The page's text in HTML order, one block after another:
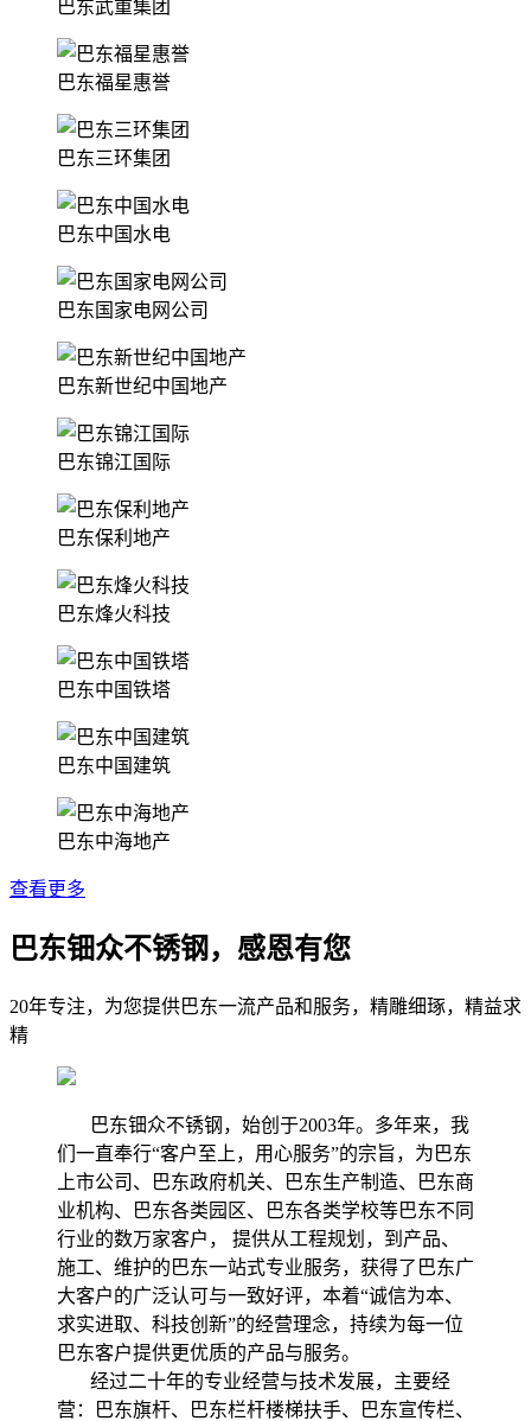
巴东武重集团
巴东福星惠誉
巴东三环集团
巴东中国水电
巴东国家电网公司
巴东新世纪中国地产
巴东锦江国际
巴东保利地产
巴东烽火科技
巴东中国铁塔
巴东中国建筑
巴东中海地产
查看更多
巴东钿众不锈钢，感恩有您
20年专注，为您提供巴东一流产品和服务，精雕细琢，精益求
精
巴东钿众不锈钢，始创于2003年。多年来，我
们一直奉行“客户至上，用心服务”的宗旨，为巴东
上市公司、巴东政府机关、巴东生产制造、巴东商
业机构、巴东各类园区、巴东各类学校等巴东不同
行业的数万家客户， 提供从工程规划，到产品、
施工、维护的巴东一站式专业服务，获得了巴东广
大客户的广泛认可与一致好评，本着“诚信为本、
求实进取、科技创新”的经营理念，持续为每一位
巴东客户提供更优质的产品与服务。
经过二十年的专业经营与技术发展，主要经
营：巴东旗杆、巴东栏杆楼梯扶手、巴东宣传栏、